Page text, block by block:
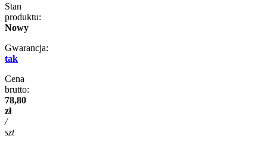
Stan
produktu:
Nowy
Gwarancja:
tak
Cena
brutto:
78,80
zł
/
szt